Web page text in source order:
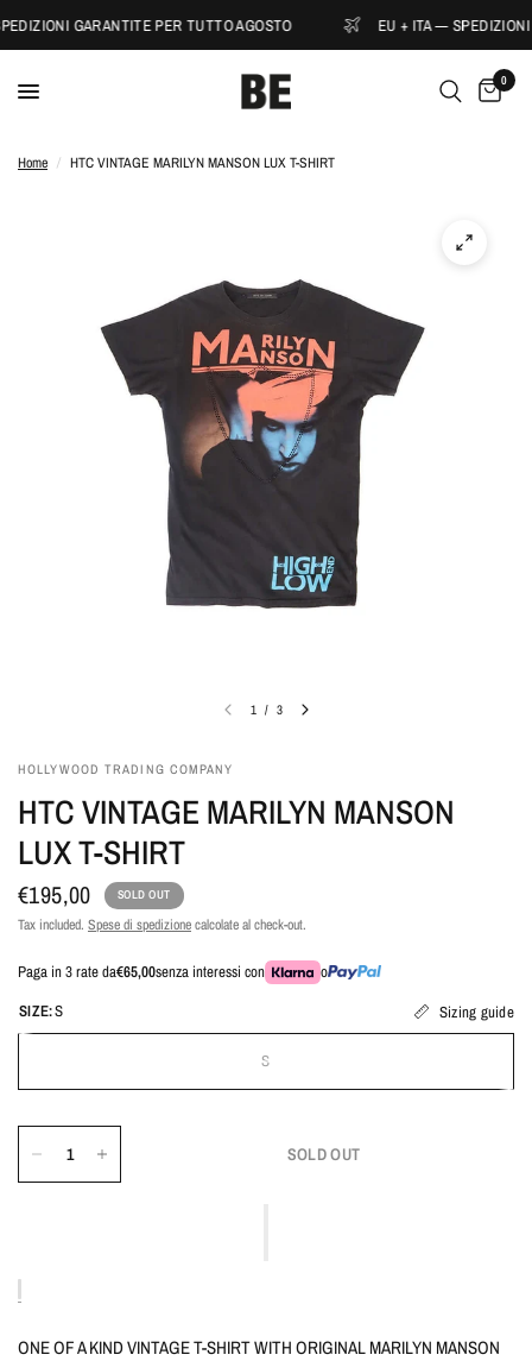
GARANTITE PER TUTTO AGOSTO EU + ITA — SPEDIZIONI
0
Home / HTC VINTAGE MARILYN MANSON LUX T-SHIRT
1 / 3
HOLLYWOOD TRADING COMPANY
HTC VINTAGE MARILYN MANSON
LUX T-SHIRT
€195,00 SOLD OUT
Tax included. Spese di spedizionecalcolate al check-out.
Paga in 3 rate da€65,00senza interessi con
o
SIZE:S Sizing guide
S
SOLD OUT
ONE OF A KIND VINTAGE T-SHIRT WITH ORIGINAL MARILYN MANSON